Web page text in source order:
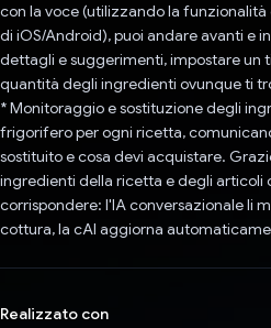
con la voce (utilizzando la
di iOS/Android), puoi andare avanti e
dettagli e suggerimenti, impostare un
quantità degli ingredienti ovunque ti
* Monitoraggio e sostituzione degli
frigorifero per ogni ricetta,
sostituito e cosa devi acquistare.
ingredienti della ricetta e degli articoli
corrispondere: l'IA conversazionale li
cottura, la cAI aggiorna
Realizzato con